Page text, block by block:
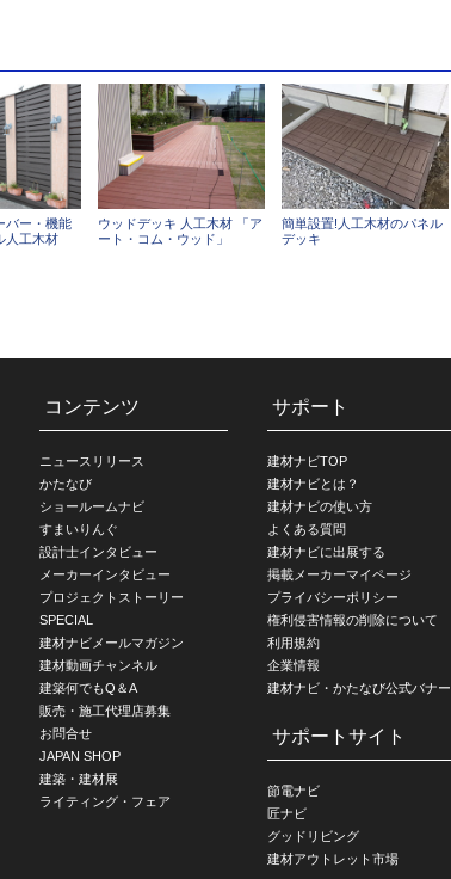
バー・機能
人工木材
ウッドデッキ 人工木材 「ア
ート・コム・ウッド」
簡単設置!人工木材のパネル
デッキ
コンテンツ
ニュースリリース
かたなび
ショールームナビ
すまいりんぐ
設計士インタビュー
メーカーインタビュー
プロジェクトストーリー
SPECIAL
建材ナビメールマガジン
建材動画チャンネル
建築何でもQ＆A
販売・施工代理店募集
お問合せ
JAPAN SHOP
建築・建材展
ライティング・フェア
サポート
建材ナビTOP
建材ナビとは？
建材ナビの使い方
よくある質問
建材ナビに出展する
掲載メーカーマイページ
プライバシーポリシー
権利侵害情報の削除について
利用規約
企業情報
建材ナビ・かたなび公式バナー
サポートサイト
節電ナビ
匠ナビ
グッドリビング
建材アウトレット市場